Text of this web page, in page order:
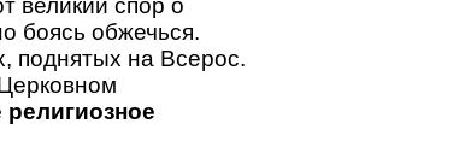
великий спор о
боясь обжечься.
поднятых на Всерос.